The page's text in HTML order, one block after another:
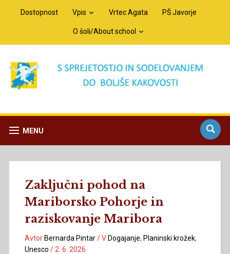
Dostopnost Vpis Vrtec Agata PŠ Javorje
O šoli/About school
MENU
Zaključni pohod na
Mariborsko Pohorje in
raziskovanje Maribora
Avtor Bernarda Pintar/V Dogajanje, Planinski krožek,
Unesco / 2. 6. 2026